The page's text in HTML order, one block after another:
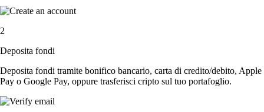
2
Deposita fondi
Deposita fondi tramite bonifico bancario, carta di credito/debito, Apple
Pay o Google Pay, oppure trasferisci cripto sul tuo portafoglio.